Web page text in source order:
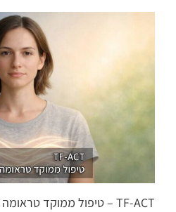
TF-ACT – טיפול ממוקד טראומה בגישת ACT